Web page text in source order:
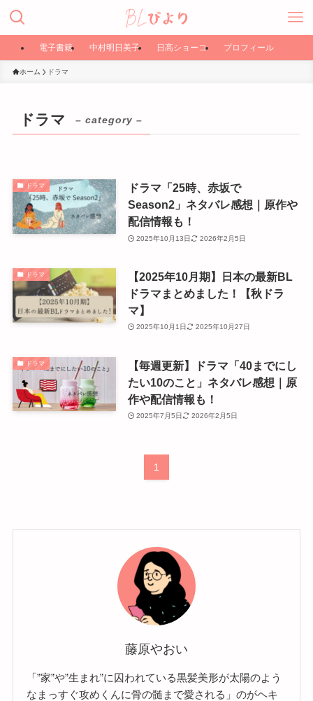
電子書籍 中村明日美子 日高ショーコ プロフィール
ホーム ドラマ
ドラマ – category –
ドラマ
ドラマ「25時、赤坂で
Season2」ネタバレ感想｜原作や
配信情報も！
2025年10月13日 2026年2月5日
ドラマ
【2025年10月期】日本の最新BL
ドラマまとめました！【秋ドラ
マ】
2025年10月1日 2025年10月27日
ドラマ
【毎週更新】ドラマ「40までにし
たい10のこと」ネタバレ感想｜原
作や配信情報も！
2025年7月5日 2026年2月5日
1
藤原やおい
「”家”や”生まれ”に囚われている黒髪美形が太陽のよう
なまっすぐ攻めくんに骨の髄まで愛される」のがヘキ